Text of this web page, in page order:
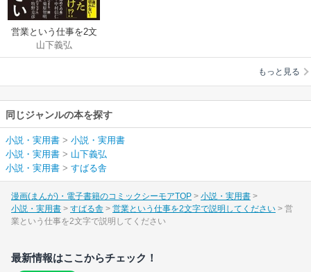
営業という仕事を2文
字で説明してくださ
い
山下義弘
もっと見る
同じジャンルの本を探す
小説・実用書 > 小説・実用書
小説・実用書 > 山下義弘
小説・実用書 > すばる舎
漫画(まんが)・電子書籍のコミックシーモアTOP
小説・実用書
小説・実用書
すばる舎 営業という仕事を2文字で説明してください
営
業という仕事を2文字で説明してください
最新情報はここからチェック！